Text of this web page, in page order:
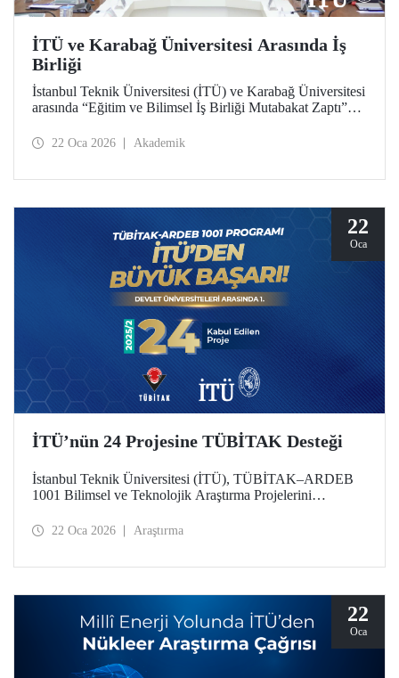
İTÜ ve Karabağ Üniversitesi Arasında İş
Birliği
İstanbul Teknik Üniversitesi (İTÜ) ve Karabağ Üniversitesi
arasında “Eğitim ve Bilimsel İş Birliği Mutabakat Zaptı”
bilimsel çalışmalara, bilgi ve materyal paylaşımından çift
yükseköğretimde iş birliğini derinleştirmek ve bağları
22 Oca 2026 Akademik
22
Oca
İTÜ’nün 24 Projesine TÜBİTAK Desteği
İstanbul Teknik Üniversitesi (İTÜ), TÜBİTAK–ARDEB
1001 Bilimsel ve Teknolojik Araştırma Projelerini
değerlendirme sonuçlarına göre 24 projesiyle
22 Oca 2026 Araştırma
22
Oca